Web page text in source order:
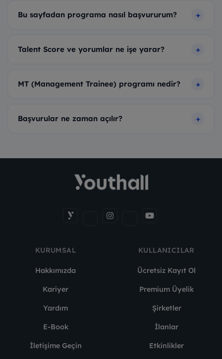
Bu sayfadan programa nasıl başvururum?
Talent Score ve yorumlar ne işe yarar?
MT (Management Trainee) programı nedir?
Başvurular ne zaman açılır?
KURUMSAL
Hakkımızda
Kariyer
Yardım
E-Book
İletişime Geçin
KULLANICILAR
Ücretsiz Kayıt Ol
Premium Üyelik
Şirketler
İlanlar
Etkinlikler